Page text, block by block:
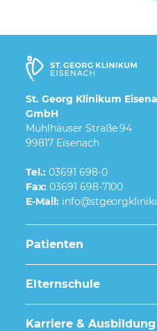
St. Georg Klinikum
GmbH
Mühlhäuser Straße 94
99817 Eisenach
Tel.: 03691 698-0
Fax: 03691 698-7100
E-Mail:
Patienten
Elternschule
Karriere & Ausbildung